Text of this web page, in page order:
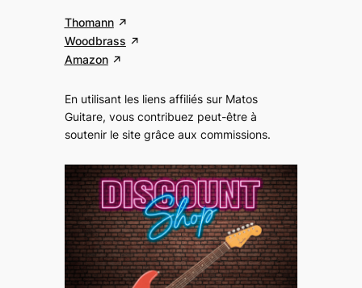
Thomann
Woodbrass
Amazon
En utilisant les liens affiliés sur Matos
Guitare, vous contribuez peut-être à
soutenir le site grâce aux commissions.